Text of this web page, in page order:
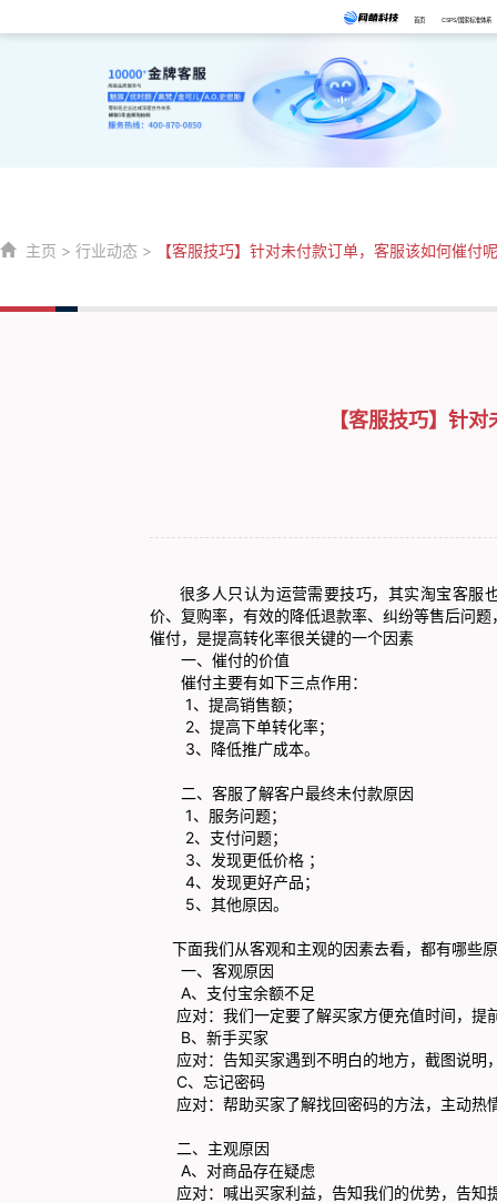
首页 CSPS/国家标准体系
主页 > 行业动态 > 【客服技巧】针对未付款订单，客服该如何催付
【客服技巧】针
很多人只认为运营需要技巧，其实淘宝客服
价、复购率，有效的降低退款率、纠纷等售后问
催付，是提高转化率很关键的一个因素
一、催付的价值
催付主要有如下三点作用：
1、提高销售额；
2、提高下单转化率；
3、降低推广成本。
二、客服了解客户最终未付款原因
1、服务问题；
2、支付问题；
3、发现更低价格 ；
4、发现更好产品；
5、其他原因。
下面我们从客观和主观的因素去看，都有哪些
一、客观原因
A、支付宝余额不足
应对：我们一定要了解买家方便充值时间，提
B、新手买家
应对：告知买家遇到不明白的地方，截图说明
C、忘记密码
应对：帮助买家了解找回密码的方法，主动热
二、主观原因
A、对商品存在疑虑
应对：喊出买家利益，告知我们的优势，告知